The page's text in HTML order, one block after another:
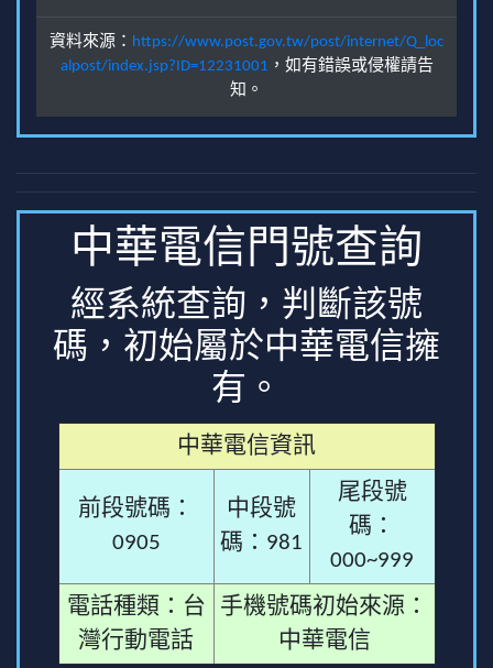
資料來源： https://www.post.gov.tw/post/internet/Q_loc
alpost/index.jsp?ID=12231001 ，如有錯誤或侵權請告
知。
中華電信門號查詢
經系統查詢，判斷該號
碼，初始屬於中華電信擁
有。
中華電信資訊
前段號碼：
0905
中段號
碼：981
尾段號
碼：
000~999
電話種類：台
灣行動電話
手機號碼初始來源：
中華電信